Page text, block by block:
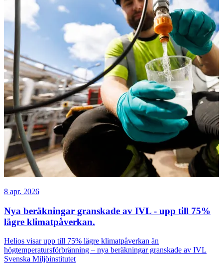
8 apr. 2026
Nya beräkningar granskade av IVL - upp till 75%
lägre klimatpåverkan.
Helios visar upp till 75% lägre klimatpåverkan än
högtemperatursförbränning – nya beräkningar granskade av IVL
Svenska Miljöinstitutet